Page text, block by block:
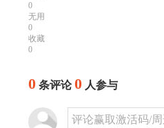
0
无用
0
收藏
0
0 条评论0 人参与
评论赢取激活码/